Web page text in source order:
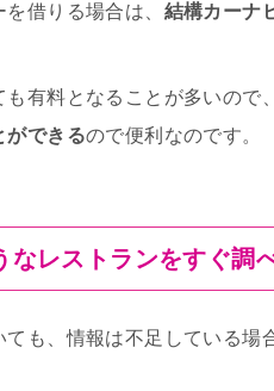
借りる場合は、 結構カーナ
も有料となることが多いので
ができるので便利なのです。
なレストランをすぐ調
も、情報は不足している場